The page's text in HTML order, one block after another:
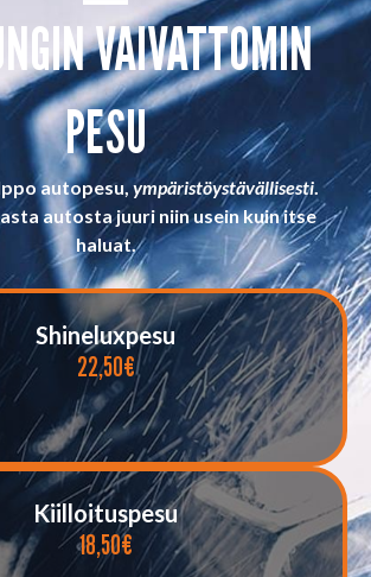
VAIVATTOMIN
PESU
autopesu,ympäristöystävällisesti.
autosta juuri niin usein kuin itse
haluat.
Shineluxpesu
22,50€
Kiilloituspesu
18,50€